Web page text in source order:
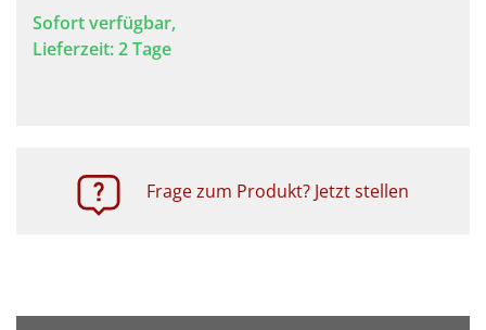
Sofort verfügbar,
Lieferzeit: 2 Tage
Frage zum Produkt? Jetzt stellen